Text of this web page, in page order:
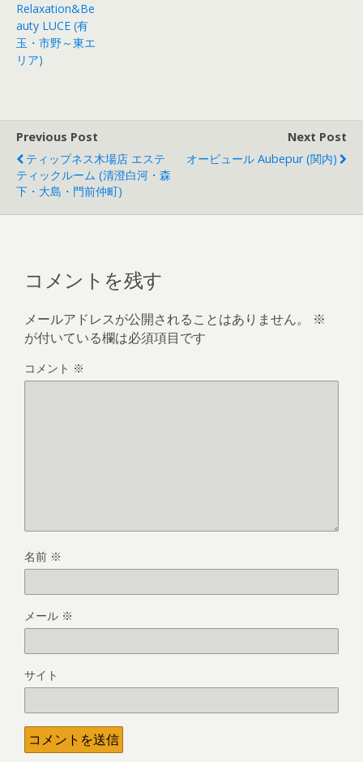
Relaxation&Be
auty LUCE (有
玉・市野～東エ
リア)
Previous Post
ティップネス木場店 エステ
ティックルーム (清澄白河・森
下・大島・門前仲町)
Next Post
オービュール Aubepur (関内)
コメントを残す
メールアドレスが公開されることはありません。
※
が付いている欄は必須項目です
コメント ※
名前 ※
メール ※
サイト